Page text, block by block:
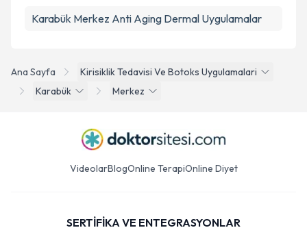
Ana Sayfa
Kirisiklik Tedavisi Ve Botoks Uygulamalari
Karabük
Merkez
Karabük Merkez Anti Aging Dermal Uygulamalar
VideolarBlogOnline TerapiOnline Diyet
SERTİFİKA VE ENTEGRASYONLAR